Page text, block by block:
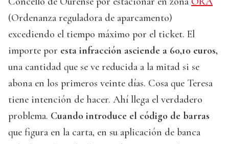
(Ordenanza reguladora de aparcamento)
excediendo el tiempo máximo por el ticket. El
importe por esta infracción asciende a 60,10 euros,
una cantidad que se ve reducida a la mitad si se
abona en los primeros veinte días. Cosa que Teresa
tiene intención de hacer. Ahí llega el verdadero
problema. Cuando introduce el código de barras
que figura en la carta, en su aplicación de banca